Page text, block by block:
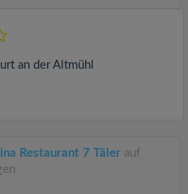
an der Altmühl
Restaurant 7 Täler auf